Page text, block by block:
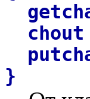
chout
}